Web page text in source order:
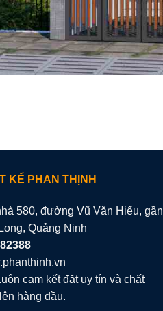
KẾ PHAN THỊNH
580, đường Vũ Văn Hiếu, gần
Quảng Ninh
cam kết đặt uy tín và chất
hàng đầu.